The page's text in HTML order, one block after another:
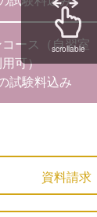
ース（自習室
可）
試験料込み
scrollable
資料請求